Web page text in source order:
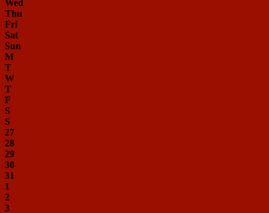
Wed
Thu
Fri
Sat
Sun
M
T
W
T
F
S
S
27
28
29
30
31
1
2
3